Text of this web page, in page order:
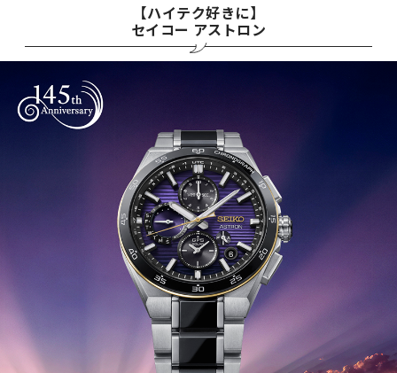
【ハイテク好きに】
セイコー アストロン